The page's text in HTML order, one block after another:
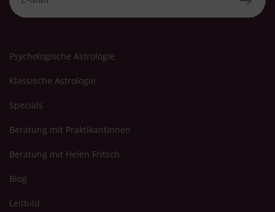
Psychologische Astrologie
Klassische Astrologie
Specials
Beratung mit PraktikantInnen
Beratung mit Helen Fritsch
Blog
Leitbild